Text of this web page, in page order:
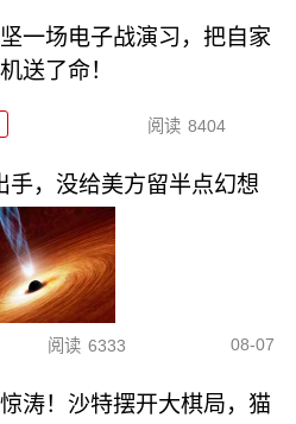
一场电子战演习，把自家
送了命！
阅读 8404
手，没给美方留半点幻想
阅读 6333 08-07
涛！沙特摆开大棋局，猫